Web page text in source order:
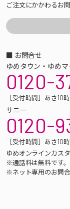
ご注文にかかわるお
■ お問合せ
ゆめタウン・ゆめ
0120-
［受付時間］あさ10
サニー
0120-
［受付時間］あさ10
ゆめオンラインカス
※通話料は無料です。
※ネット専用のお問